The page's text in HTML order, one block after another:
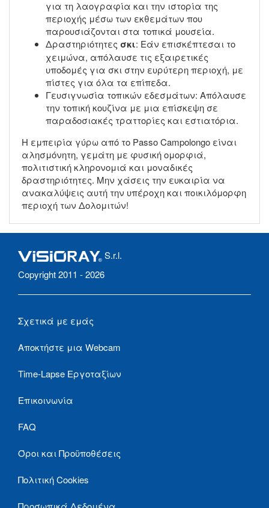
για τη λαογραφία και την ιστορία της
περιοχής μέσω των εκθεμάτων που
παρουσιάζονται στα τοπικά μουσεία.
Δραστηριότητες σκι: Εάν επισκέπτεσαι το
χειμώνα, απόλαυσε τις εξαιρετικές
υποδομές για σκι στην ευρύτερη περιοχή, με
πίστες για όλα τα επίπεδα.
Γευσιγνωσία τοπικών εδεσμάτων: Απόλαυσε
την τοπική κουζίνα με μια επίσκεψη σε
παραδοσιακές τραττορίες και εστιατόρια.
Η εμπειρία γύρω από το Passo Campolongo είναι
αλησμόνητη, γεμάτη με φυσική ομορφιά,
πολιτιστική κληρονομιά και μοναδικές
δραστηριότητες. Μην χάσεις την ευκαιρία να
ανακαλύψεις αυτή την υπέροχη και ποικιλόμορφη
περιοχή των Δολομιτών!
S.r.l.
Copyright 2011 - 2026
Σχετικά με εμάς
Αποκτήστε μια Webcam
Time-Lapse Εργοταξίων
Επικοινωνία
FAQ
Όροι και Προϋποθέσεις
Πολιτική Cookies